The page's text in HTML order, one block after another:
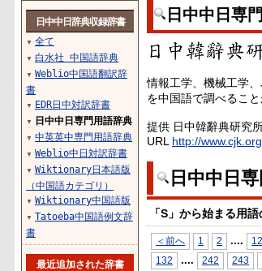
日中中日専
情報工学、機械工学
を中国語で調べること
提供 日中韓辭典研究
URL http://
日中中日
「S」から始まる用
＜前へ 1 2 ....
132
.... 242 243
日中中日辞典収録辞書
▼ 全て
▼ 白水社 中国語辞典
▼ Weblio中国語翻訳辞
書
▼ EDR日中対訳辞書
▼ 日中中日専門用語辞典
▼ 中英英中専門用語辞典
▼ Weblio中日対訳辞書
▼ Wiktionary日本語版
（中国語カテゴリ）
▼ Wiktionary中国語版
▼ Tatoeba中国語例文辞
書
最近追加された辞書